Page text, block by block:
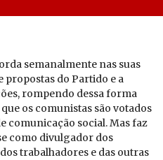
semanalmente nas suas
propostas do Partido e a
rompendo dessa forma
os comunistas são votados
comunicação social. Mas faz
como divulgador dos
trabalhadores e das outras